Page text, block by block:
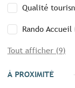
Qualité
Rando Accueil
Tout afficher (9)
À PROXIMITÉ